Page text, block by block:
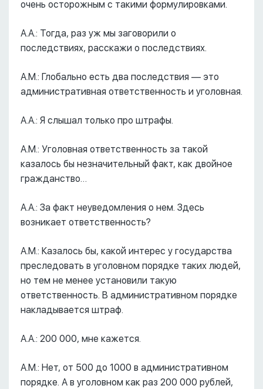
очень осторожным с такими формулировками.
А.А.: Тогда, раз уж мы заговорили о
последствиях, расскажи о последствиях.
А.М.: Глобально есть два последствия –– это
административная ответственность и уголовная.
А.А.: Я слышал только про штрафы.
А.М.: Уголовная ответственность за такой
казалось бы незначительный факт, как двойное
гражданство…
А.А.: За факт неуведомления о нем. Здесь
возникает ответственность?
А.М.: Казалось бы, какой интерес у государства
преследовать в уголовном порядке таких людей,
но тем не менее установили такую
ответственность. В административном порядке
накладывается штраф.
А.А.: 200 000, мне кажется.
А.М.: Нет, от 500 до 1000 в административном
порядке. А в уголовном как раз 200 000 рублей,